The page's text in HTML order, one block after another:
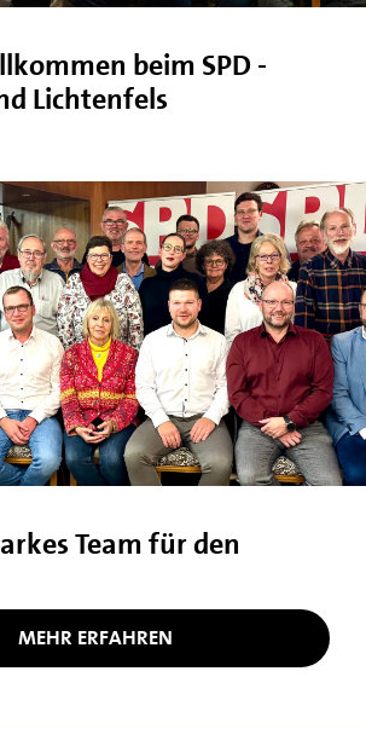
beim SPD -
Lichtenfels
Team für den
MEHR ERFAHREN